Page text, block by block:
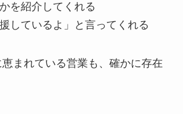
を紹介してくれる
しているよ」と言ってくれる
まれている営業も、確かに存在